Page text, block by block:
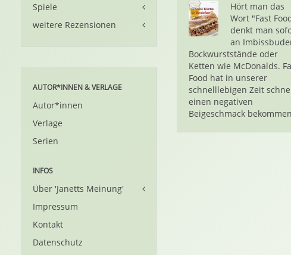
Hört man das
Wort "Fast
denkt man
an
Bockwurststände oder
Ketten wie McDonalds.
Food hat in unserer
schnelllebigen Zeit
einen negativen
Beigeschmack
Spiele
weitere Rezensionen
AUTOR*INNEN & VERLAGE
Autor*innen
Verlage
Serien
INFOS
Über 'Janetts Meinung'
Impressum
Kontakt
Datenschutz